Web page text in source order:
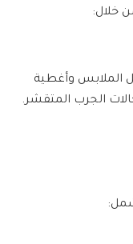
خلال:
الملابس وأغطية
الجرب المتقشر.